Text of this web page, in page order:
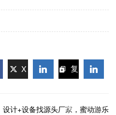
X
复
接
计+设备找源头厂家，蜜动游乐